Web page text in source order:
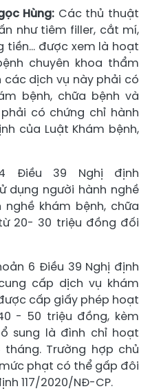
Hùng: Các thủ thuật
như tiêm filler, cắt mí,
tiền… được xem là hoạt
chuyên khoa thẩm
các dịch vụ này phải có
bệnh, chữa bệnh và
có chứng chỉ hành
của Luật Khám bệnh,
Điều 39 Nghị định
dụng người hành nghề
khám bệnh, chữa
20- 30 triệu đồng đối
6 Điều 39 Nghị định
cấp dịch vụ khám
cấp giấy phép hoạt
- 50 triệu đồng, kèm
sung là đình chỉ hoạt
Trường hợp chủ
phạt có thể gấp đôi
117/2020/NĐ-CP.